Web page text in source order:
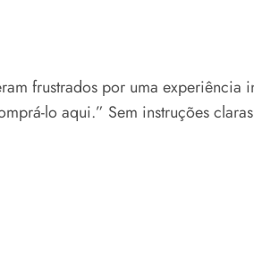
frustrados por uma experiência
lo aqui.” Sem instruções